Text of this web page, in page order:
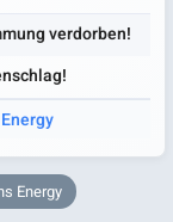
verdorben!
Energy